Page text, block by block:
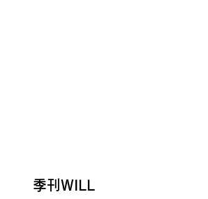
​季刊WILL